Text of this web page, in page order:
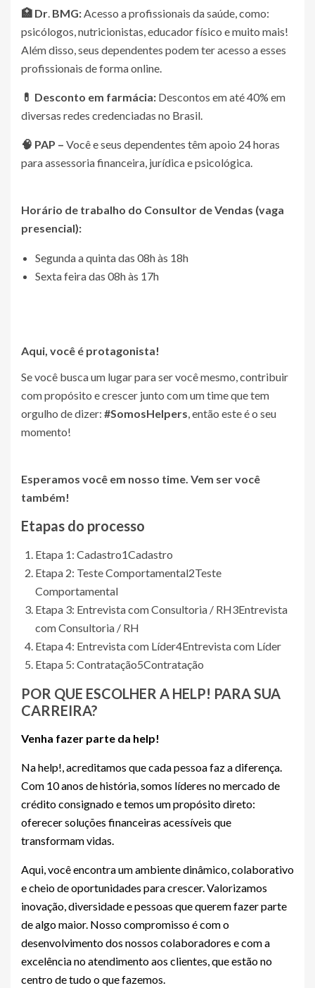
🏥 Dr. BMG:Acesso a profissionais da saúde, como:
psicólogos, nutricionistas, educador físico e muito mais!
Além disso, seus dependentes podem ter acesso a esses
profissionais de forma online.
💊 Desconto em farmácia: Descontos em até 40% em
diversas redes credenciadas no Brasil.
🧠 PAP – Você e seus dependentes têm apoio 24 horas
para assessoria financeira, jurídica e psicológica.
Horário de trabalho do Consultor de Vendas (vaga
presencial):
Segunda a quinta das 08h às 18h
Sexta feira das 08h às 17h
Aqui, você é protagonista!
Se você busca um lugar para ser você mesmo, contribuir
com propósito e crescer junto com um time que tem
orgulho de dizer: #SomosHelpers, então este é o seu
momento!
Esperamos você em nosso time. Vem ser você
também!
Etapas do processo
Etapa 1: Cadastro1Cadastro
Etapa 2: Teste Comportamental2Teste
Comportamental
Etapa 3: Entrevista com Consultoria / RH3Entrevista
com Consultoria / RH
Etapa 4: Entrevista com Líder4Entrevista com Líder
Etapa 5: Contratação5Contratação
POR QUE ESCOLHER A HELP! PARA SUA
CARREIRA?
Venha fazer parte da help!
Na help!, acreditamos que cada pessoa faz a diferença.
Com 10 anos de história, somos líderes no mercado de
crédito consignado e temos um propósito direto:
oferecer soluções financeiras acessíveis que
transformam vidas.
Aqui, você encontra um ambiente dinâmico, colaborativo
e cheio de oportunidades para crescer. Valorizamos
inovação, diversidade e pessoas que querem fazer parte
de algo maior. Nosso compromisso é com o
desenvolvimento dos nossos colaboradores e com a
excelência no atendimento aos clientes, que estão no
centro de tudo o que fazemos.